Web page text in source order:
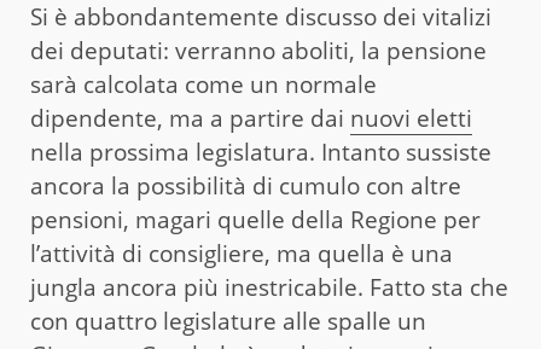
Si è abbondantemente discusso dei vitalizi
dei deputati: verranno aboliti, la pensione
sarà calcolata come un normale
dipendente, ma a partire dai nuovi eletti
nella prossima legislatura. Intanto sussiste
ancora la possibilità di cumulo con altre
pensioni, magari quelle della Regione per
l’attività di consigliere, ma quella è una
jungla ancora più inestricabile. Fatto sta che
con quattro legislature alle spalle un